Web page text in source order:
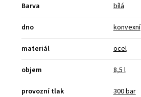
Barva bílá
dno konvexní
materiál ocel
objem 8,5 l
provozní tlak 300 bar